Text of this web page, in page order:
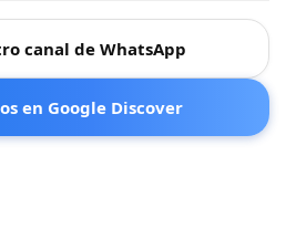
canal de WhatsApp
en Google Discover